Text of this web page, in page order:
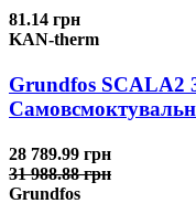
81.14 грн
KAN-therm
Grundfos SCALA2
28 789.99 грн
31 988.88 грн
Grundfos